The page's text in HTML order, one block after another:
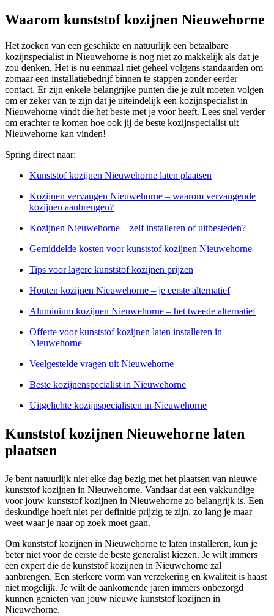
Waarom kunststof kozijnen Nieuwehorne
Het zoeken van een geschikte en natuurlijk een betaalbare
kozijnspecialist in Nieuwehorne is nog niet zo makkelijk als dat je
zou denken. Het is nu eenmaal niet geheel volgens standaarden om
zomaar een installatiebedrijf binnen te stappen zonder eerder
contact. Er zijn enkele belangrijke punten die je zult moeten volgen
om er zeker van te zijn dat je uiteindelijk een kozijnspecialist in
Nieuwehorne vindt die het beste met je voor heeft. Lees snel verder
om erachter te komen hoe ook jij de beste kozijnspecialist uit
Nieuwehorne kan vinden!
Spring direct naar:
Kunststof kozijnen Nieuwehorne laten plaatsen
Kozijnen vervangen Nieuwehorne – waarom vervangende
kozijnen aanbrengen?
Kozijnen Nieuwehorne – zelf installeren of uitbesteden?
Gemiddelde kosten voor kunststof kozijnen Nieuwehorne
Tips voor lagere kunststof kozijnen prijzen
Houten kozijnen Nieuwehorne – je eerste alternatief
Aluminium kozijnen Nieuwehorne – het tweede alternatief
Offerte voor kunststof kozijnen laten installeren in
Nieuwehorne
Veelgestelde vragen uit Nieuwehorne
Beste kozijnenspecialist in Nieuwehorne
Uitgelichte kozijnspecialisten in Nieuwehorne
Kunststof kozijnen Nieuwehorne laten
plaatsen
Je bent natuurlijk niet elke dag bezig met het plaatsen van nieuwe
kunststof kozijnen in Nieuwehorne. Vandaar dat een vakkundige
voor jouw kunststof kozijnen in Nieuwehorne zo belangrijk is. Een
deskundige hoeft niet per definitie prijzig te zijn, zo lang je maar
weet waar je naar op zoek moet gaan.
Om kunststof kozijnen in Nieuwehorne te laten installeren, kun je
beter niet voor de eerste de beste generalist kiezen. Je wilt immers
een expert die de kunststof kozijnen in Nieuwehorne zal
aanbrengen. Een sterkere vorm van verzekering en kwaliteit is haast
niet mogelijk. Je wilt de aankomende jaren immers onbezorgd
kunnen genieten van jouw nieuwe kunststof kozijnen in
Nieuwehorne.